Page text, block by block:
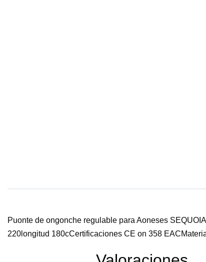
Puonte de ongonche regulable para Aoneses
220longitud 180cCertificaciones CE on 358